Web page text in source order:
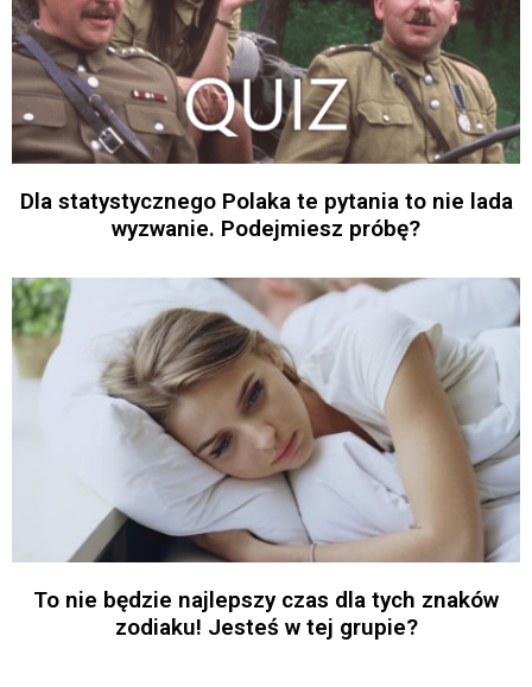
Dla statystycznego Polaka te pytania to nie lada
wyzwanie. Podejmiesz próbę?
To nie będzie najlepszy czas dla tych znaków
zodiaku! Jesteś w tej grupie?